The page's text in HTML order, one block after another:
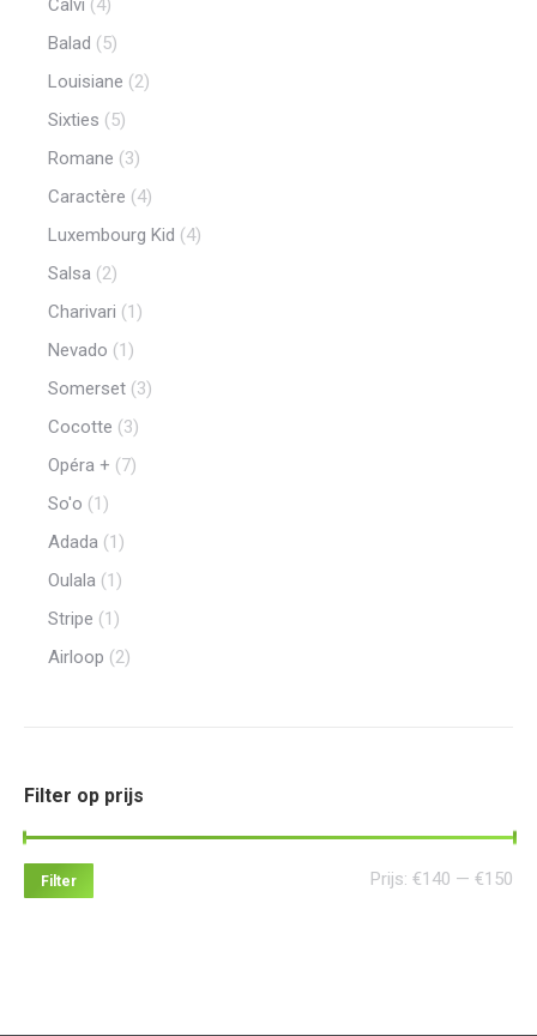
Calvi (4)
Balad (5)
Louisiane (2)
Sixties (5)
Romane (3)
Caractère (4)
Luxembourg Kid (4)
Salsa (2)
Charivari (1)
Nevado (1)
Somerset (3)
Cocotte (3)
Opéra + (7)
So'o (1)
Adada (1)
Oulala (1)
Stripe (1)
Airloop (2)
Filter op prijs
Filter Prijs: €140 — €150